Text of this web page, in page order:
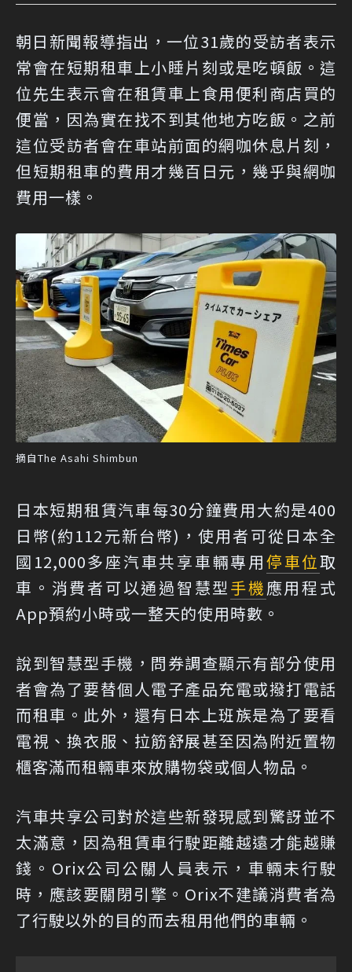
朝日新聞報導指出，一位31歲的受訪者表示
常會在短期租車上小睡片刻或是吃頓飯。這
位先生表示會在租賃車上食用便利商店買的
便當，因為實在找不到其他地方吃飯。之前
這位受訪者會在車站前面的網咖休息片刻，
但短期租車的費用才幾百日元，幾乎與網咖
費用一樣。
摘自The Asahi Shimbun
日本短期租賃汽車每30分鐘費用大約是400
日幣(約112元新台幣)，使用者可從日本全
國12,000多座汽車共享車輛專用停車位取
車。消費者可以通過智慧型手機應用程式
App預約小時或一整天的使用時數。
說到智慧型手機，問券調查顯示有部分使用
者會為了要替個人電子產品充電或撥打電話
而租車。此外，還有日本上班族是為了要看
電視、換衣服、拉筋舒展甚至因為附近置物
櫃客滿而租輛車來放購物袋或個人物品。
汽車共享公司對於這些新發現感到驚訝並不
太滿意，因為租賃車行駛距離越遠才能越賺
錢。Orix公司公關人員表示，車輛未行駛
時，應該要關閉引擎。Orix不建議消費者為
了行駛以外的目的而去租用他們的車輛。